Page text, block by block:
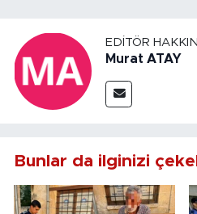
EDITÖR
Murat ATAY
Bunlar da ilginizi